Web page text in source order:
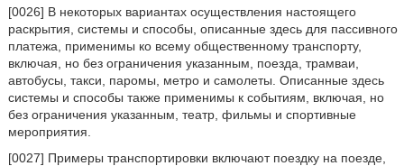
[0026] В некоторых вариантах осуществления настоящего
раскрытия, системы и способы, описанные здесь для пассивного
платежа, применимы ко всему общественному транспорту,
включая, но без ограничения указанным, поезда, трамваи,
автобусы, такси, паромы, метро и самолеты. Описанные здесь
системы и способы также применимы к событиям, включая, но
без ограничения указанным, театр, фильмы и спортивные
мероприятия.
[0027] Примеры транспортировки включают поездку на поезде,